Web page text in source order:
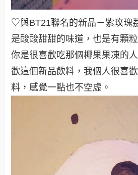
♡與BT21聯名的新品－紫玫瑰
是酸酸甜甜的味道，也是有顆
你是很喜歡吃那個椰果果凍的
歡這個新品飲料，我個人很喜
料，感覺一點也不空虛。